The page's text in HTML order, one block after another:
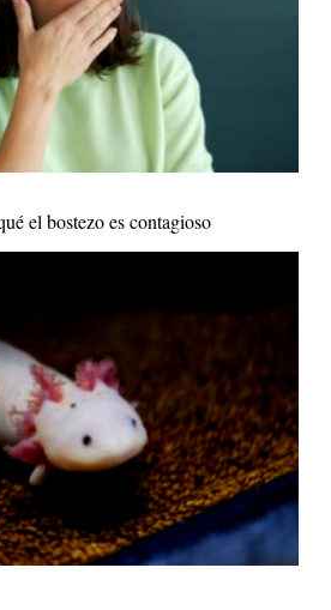
el bostezo es contagioso